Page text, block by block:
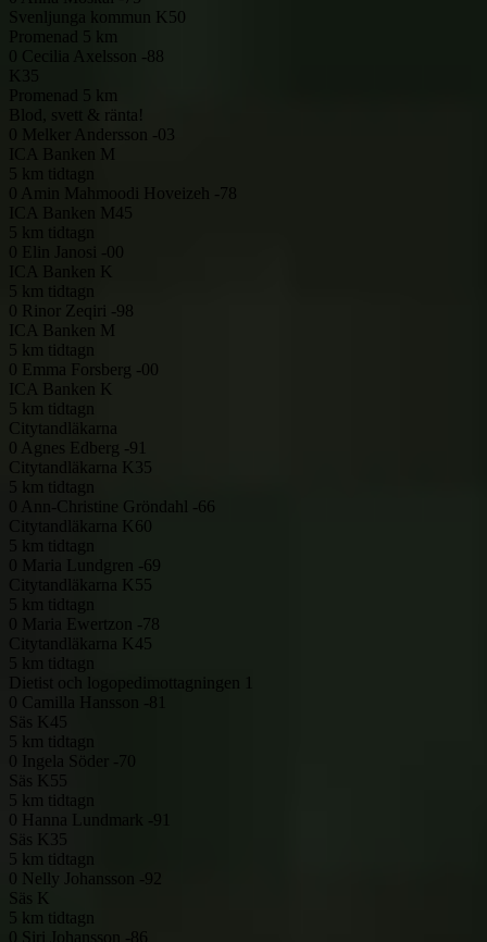
Svenljunga kommun K50
Promenad 5 km
0 Cecilia Axelsson -88
K35
Promenad 5 km
Blod, svett & ränta!
0 Melker Andersson -03
ICA Banken
M
5 km tidtagn
0 Amin Mahmoodi Hoveizeh -78
ICA Banken
M45
5 km tidtagn
0 Elin Janosi -00
ICA Banken
K
5 km tidtagn
0 Rinor Zeqiri -98
ICA Banken M
5 km tidtagn
0 Emma Forsberg -00
ICA Banken K
5 km tidtagn
Citytandläkarna
0 Agnes Edberg -91
Citytandläkarna K35
5 km tidtagn
Ann-Christine Gröndahl -66
Citytandläkarna K60
5 km tidtagn
Maria Lundgren -69
Citytandläkarna K55
5 km tidtagn
Maria Ewertzon -78
Citytandläkarna K45
5 km tidtagn
Dietist och logopedimottagningen 1
0 Camilla Hansson -81
Säs K45
5 km tidtagn
0 Ingela Söder -70
Säs K55
5 km tidtagn
0 Hanna Lundmark -91
Säs K35
5 km tidtagn
0 Nelly Johansson -92
Säs K
5 km tidtagn
0 Siri Johansson -86